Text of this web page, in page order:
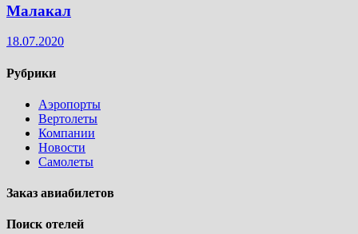
Малакал
18.07.2020
Рубрики
Аэропорты
Вертолеты
Компании
Новости
Самолеты
Заказ авиабилетов
Поиск отелей